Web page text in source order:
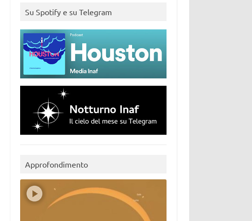
Su Spotify e su Telegram
Approfondimento